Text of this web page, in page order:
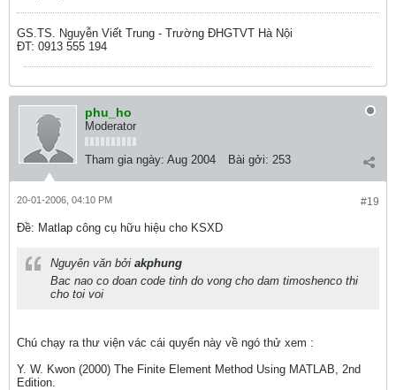
GS.TS. Nguyễn Viết Trung - Trường ĐHGTVT Hà Nội
ĐT: 0913 555 194
phu_ho
Moderator
Tham gia ngày: Aug 2004 Bài gởi: 253
#19
20-01-2006, 04:10 PM
Ðề: Matlap công cụ hữu hiệu cho KSXD
Nguyên văn bởi akphung
Bac nao co doan code tinh do vong cho dam timoshenco thi
cho toi voi
Chú chạy ra thư viện vác cái quyển này về ngó thử xem :
Y. W. Kwon (2000) The Finite Element Method Using MATLAB, 2nd
Edition.